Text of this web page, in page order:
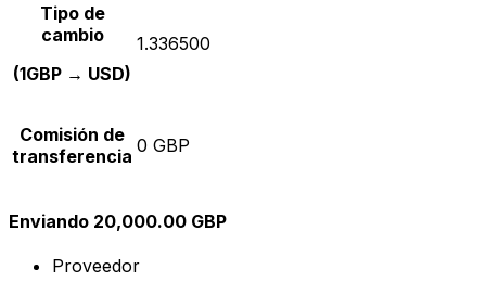
Tipo de
cambio
(1GBP → USD)
1.336500
Comisión de
transferencia 0 GBP
Enviando 20,000.00 GBP
Proveedor